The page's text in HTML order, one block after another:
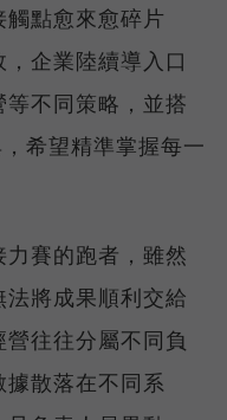
點愈來愈碎片
企業陸續導入口
不同策略，並搭
希望精準掌握每一
賽的跑者，雖然
將成果順利交給
往往分屬不同負
散落在不同系